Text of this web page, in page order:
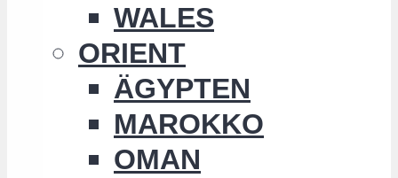
WALES
ORIENT
ÄGYPTEN
MAROKKO
OMAN